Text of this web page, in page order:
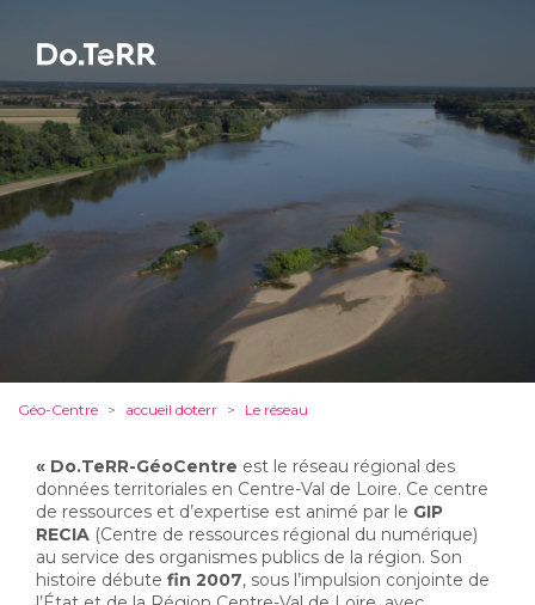
Géo-Centre accueil doterr Le réseau
« Do.TeRR-GéoCentre est le réseau régional des
données territoriales en Centre-Val de Loire. Ce centre
de ressources et d’expertise est animé par le GIP
RECIA (Centre de ressources régional du numérique)
au service des organismes publics de la région. Son
histoire débute fin 2007, sous l’impulsion conjointe de